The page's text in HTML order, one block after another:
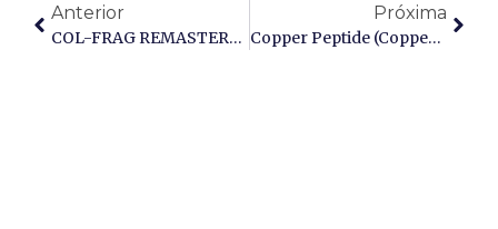
Anterior
COL-FRAG REMASTERED™: Peptídeos De Colágeno I Para Uma Nova Era De Sustentação Cutânea
Próxima
Copper Peptide (Copper Tripeptide-1): O Arquiteto Da Remodelação Dérmica E Folicular De Alta Performance